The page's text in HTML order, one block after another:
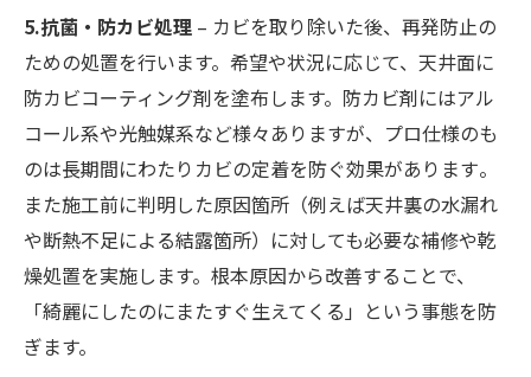
5.抗菌・防カビ処理 – カビを取り除いた後、再発防止の
ための処置を行います。希望や状況に応じて、天井面に
防カビコーティング剤を塗布します。防カビ剤にはアル
コール系や光触媒系など様々ありますが、プロ仕様のも
のは長期間にわたりカビの定着を防ぐ効果があります​。
また施工前に判明した原因箇所（例えば天井裏の水漏れ
や断熱不足による結露箇所）に対しても必要な補修や乾
燥処置を実施します。根本原因から改善することで、
「綺麗にしたのにまたすぐ生えてくる」という事態を防
ぎます。